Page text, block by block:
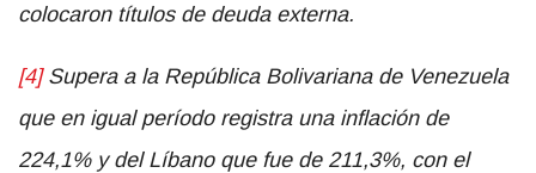
colocaron títulos de deuda externa.
[4]Supera a la República Bolivariana de Venezuela
que en igual período registra una inflación de
224,1% y del Líbano que fue de 211,3%, con el